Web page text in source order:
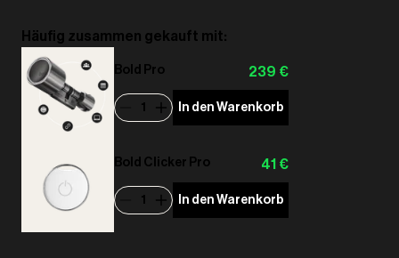
Häufig zusammen gekauft mit:
Bold Pro 239 €
1 In den Warenkorb
Bold Clicker Pro 41 €
1 In den Warenkorb